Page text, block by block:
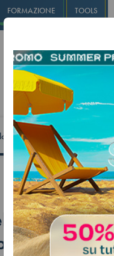
FORMAZIONE TOOLS
Solution Infostudio
Redditi
-